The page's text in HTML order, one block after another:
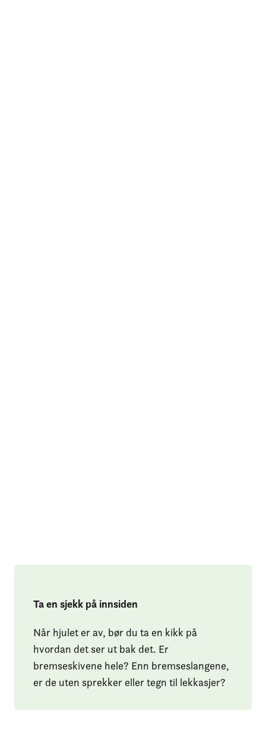
Ta en sjekk på innsiden
Når hjulet er av, bør du ta en kikk på
hvordan det ser ut bak det. Er
bremseskivene hele? Enn bremseslangene,
er de uten sprekker eller tegn til lekkasjer?